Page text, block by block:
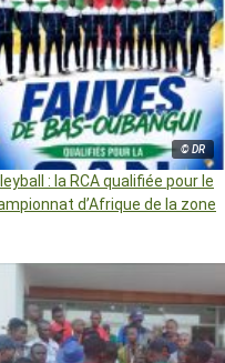
© DR
: la RCA qualifiée pour le
d’Afrique de la zone